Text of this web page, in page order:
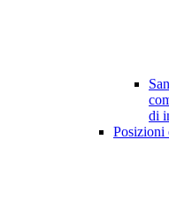
di
Posizioni